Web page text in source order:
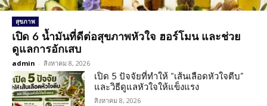
สุขภาพ
เปิด 6 น้ำมันที่ดีต่อสุขภาพหัวใจ ฮอร์โมน และช่วย
ดูแลการอักเสบ
admin - สิงหาคม 8, 2026
เปิด 5 ปัจจัยที่ทำให้ “เส้นเลือดหัวใจตีบ”
และวิธีดูแลหัวใจให้แข็งแรง
สิงหาคม 8, 2026